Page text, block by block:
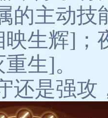
的主动
映生辉]
生]。
还是强攻